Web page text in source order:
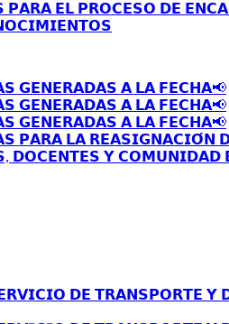
𝗘𝗟 𝗣𝗥𝗢𝗖𝗘𝗦𝗢 𝗗𝗘
𝗚𝗘𝗡𝗘𝗥𝗔𝗗𝗔𝗦 𝗔 𝗟𝗔 𝗙𝗘𝗖𝗛𝗔📢
𝗚𝗘𝗡𝗘𝗥𝗔𝗗𝗔𝗦 𝗔 𝗟𝗔 𝗙𝗘𝗖𝗛𝗔📢
𝗚𝗘𝗡𝗘𝗥𝗔𝗗𝗔𝗦 𝗔 𝗟𝗔 𝗙𝗘𝗖𝗛𝗔📢
𝗣𝗔𝗥𝗔 𝗟𝗔 𝗥𝗘𝗔𝗦𝗜𝗚𝗡𝗔𝗖𝗜𝗢́𝗡
𝗗𝗢𝗖𝗘𝗡𝗧𝗘𝗦 𝗬
𝗗𝗘 𝗧𝗥𝗔𝗡𝗦𝗣𝗢𝗥𝗧𝗘